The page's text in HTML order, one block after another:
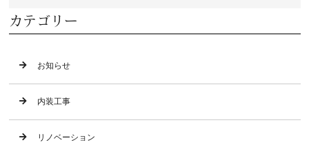
カテゴリー
お知らせ
内装工事
リノベーション